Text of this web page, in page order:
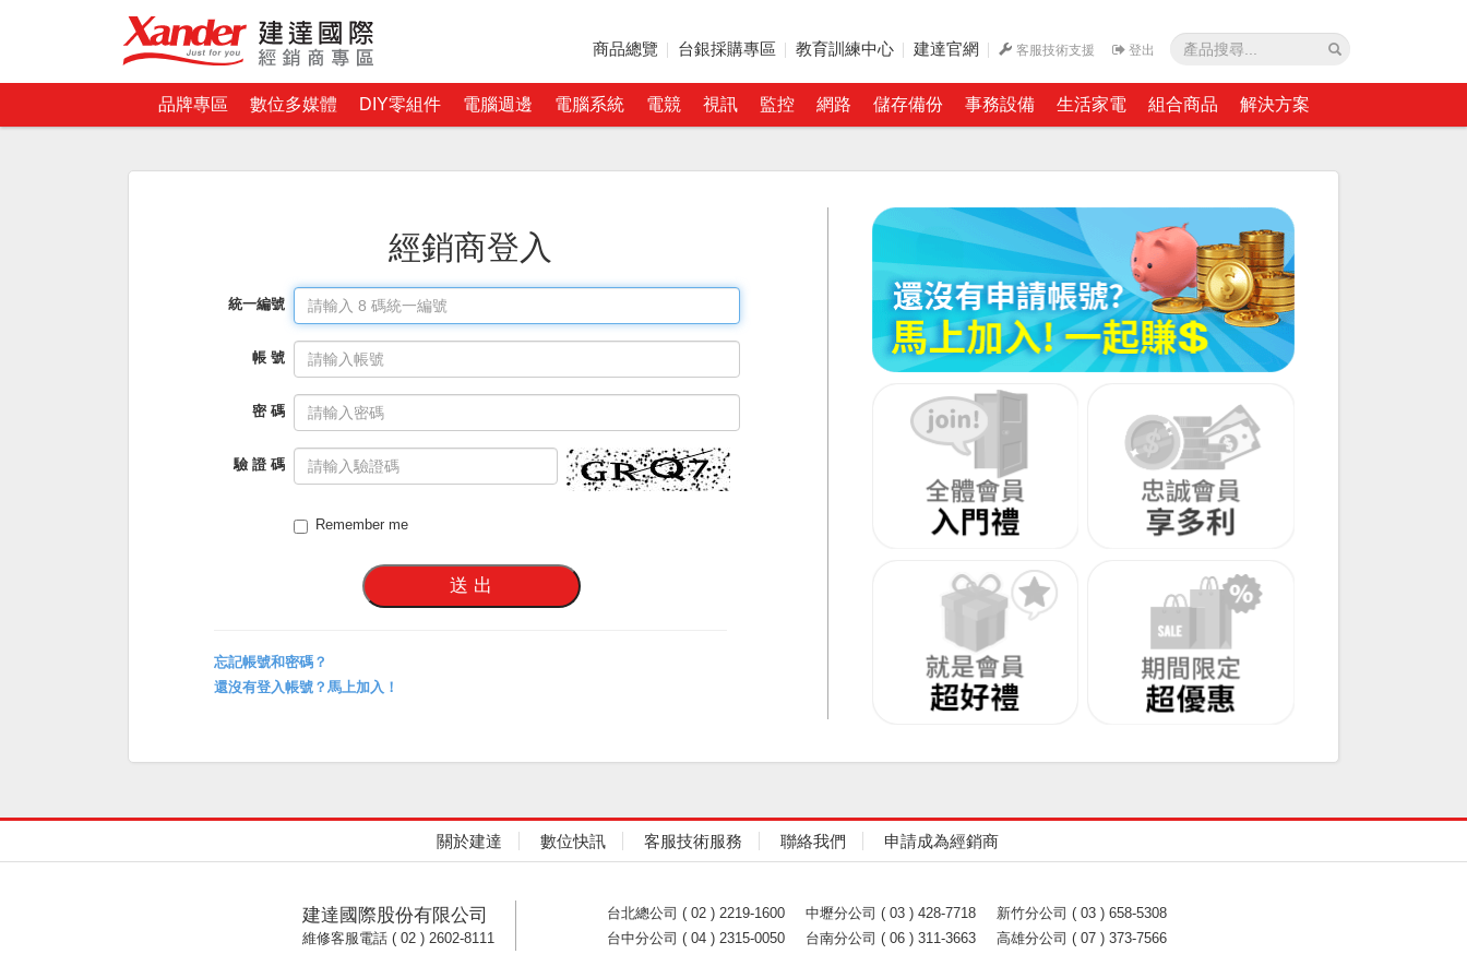
商品總覽 台銀採購專區 教育訓練中心 建達官網 客服技術支援 登出
品牌專區 數位多媒體 DIY零組件 電腦週邊 電腦系統 電競 視訊 監控 網路 儲存備份 事務設備 生活家電 組合商品 解決方案
經銷商登入
統一編號
帳 號
密 碼
驗 證 碼
Remember me
忘記帳號和密碼？
還沒有登入帳號？馬上加入！
關於建達 數位快訊 客服技術服務 聯絡我們 申請成為經銷商
建達國際股份有限公司
維修客服電話 ( 02 ) 2602-8111
台北總公司 ( 02 ) 2219-1600 中壢分公司 ( 03 ) 428-7718
新竹分公司 ( 03 ) 658-5308
台中分公司 ( 04 ) 2315-0050
台南分公司 ( 06 ) 311-3663 高雄分公司 ( 07 ) 373-7566